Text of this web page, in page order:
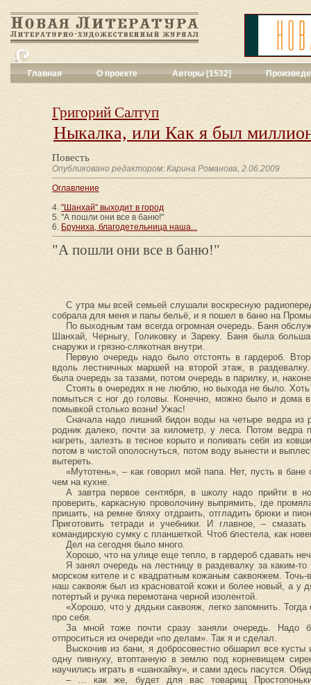
Главная О проекте Авторы [1532]
Переводы
Сценарии[16]
Григорий Салтуп
Ныкалка, или Как я был
Повесть
Опубликовано редактором: Карина Романова, 2.06.2009
Оглавление
4. "Шанхай" выходит в город
5. "А пошли они все в баню!"
6. Бруниха, благодетельница наша...
"А пошли они все в баню!"
С утра мы всей семьей слушали воскресную
собрала для меня и папы бельё, и я пошел в баню на
По выходным там всегда огромная очередь. Баня
Шанхай, Черныгу, Голиковку и Зареку. Баня была
снаружи и грязно-слякотная внутри.
Первую очередь надо было отстоять в гардероб.
вдоль лестничных маршей на второй этаж, в
была очередь за тазами, потом очередь в парилку, и,
Стоять в очередях я не люблю, но выхода не было.
помыться с ног до головы. Конечно, можно было и дома
помывкой столько возни! Ужас!
Сначала надо лишний бидон воды на четыре ведра из
родник далеко, почти за километр, у леса. Потом ведра
нагреть, залезть в тесное корыто и поливать себя из
потом в чистой ополоснуться, потом воду вынести и
вытереть.
«Мутотень», – как говорил мой папа. Нет, пусть в
чем на кухне.
А завтра первое сентября, в школу надо прийти в
проверить, каркасную проволочину выпрямить, где
пришить, на ремне бляху отдраить, отгладить брюки и
Приготовить тетради и учебники. И главное, –
командирскую сумку с планшеткой. Чтоб блестела, как
Дел на сегодня было много.
Хорошо, что на улице еще тепло, в гардероб сдавать
Я занял очередь на лестницу в раздевалку за каким-
морском кителе и с квадратным кожаным саквояжем. Точь-
наш саквояж был из красноватой кожи и более новый, а у
потертый и ручка перемотана черной изолентой.
«Хорошо, что у дядьки саквояж, легко запомнить.
про себя.
За мной тоже почти сразу заняли очередь. Надо
отпроситься из очереди «по делам». Так я и сделал.
Выскочив из бани, я добросовестно обшарил все
одну пивнуху, втоптанную в землю под корневищем
научились играть в «шанхайку», и сами здесь пасутся.
– … как же, будет для вас товарищ